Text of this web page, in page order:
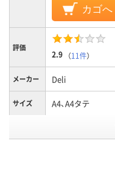
カゴへ
評価
2.9 （11件）
メーカー Deli
サイズ A4、A4タテ